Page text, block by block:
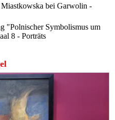
bei Garwolin -
"Polnischer Symbolismus um
8 - Porträts